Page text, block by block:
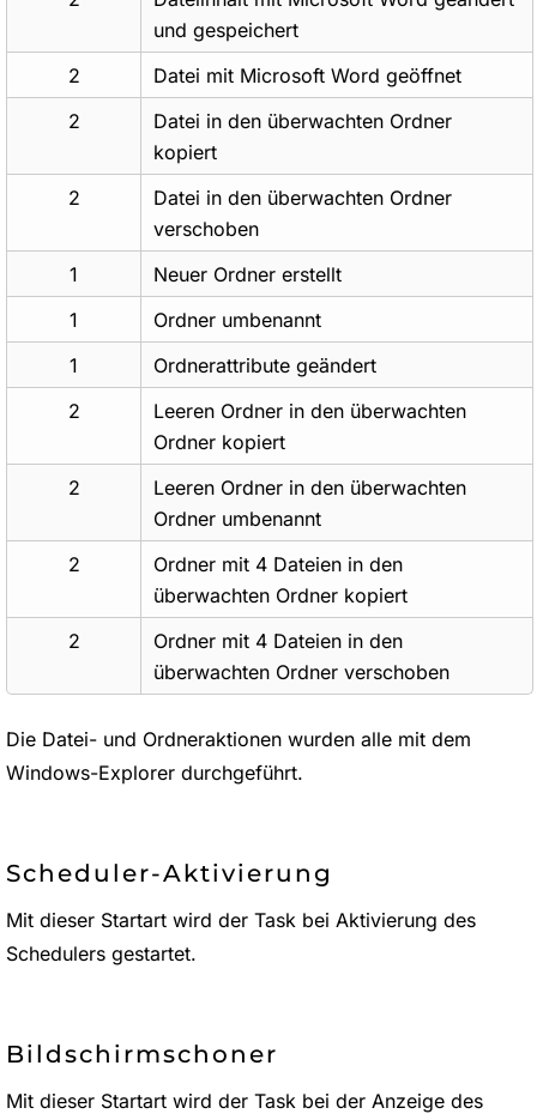
und gespeichert
2
Datei mit Microsoft Word geöffnet
2
Datei in den überwachten Ordner
kopiert
2
Datei in den überwachten Ordner
verschoben
1
Neuer Ordner erstellt
1
Ordner umbenannt
1
Ordnerattribute geändert
2
Leeren Ordner in den überwachten
Ordner kopiert
2
Leeren Ordner in den überwachten
Ordner umbenannt
2
Ordner mit 4 Dateien in den
überwachten Ordner kopiert
2
Ordner mit 4 Dateien in den
überwachten Ordner verschoben
Die Datei- und Ordneraktionen wurden alle mit dem
Windows-Explorer durchgeführt.
Scheduler-Aktivierung
Mit dieser Startart wird der Task bei Aktivierung des
Schedulers gestartet.
Bildschirmschoner
Mit dieser Startart wird der Task bei der Anzeige des